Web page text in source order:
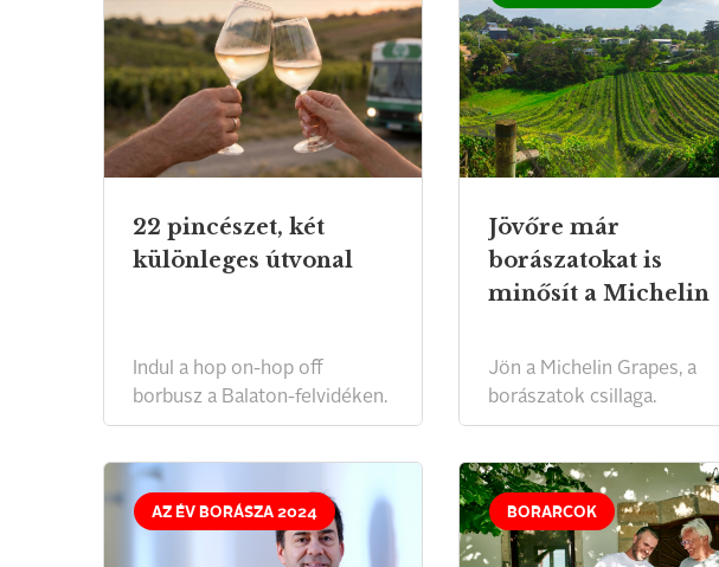
22 pincészet, két
különleges útvonal
Indul a hop on-hop off
borbusz a Balaton-felvidéken.
Jövőre már
borászatokat is
minősít a Michelin
Jön a Michelin Grapes, a
borászatok csillaga.
AZ ÉV BORÁSZA 2024 BORARCOK